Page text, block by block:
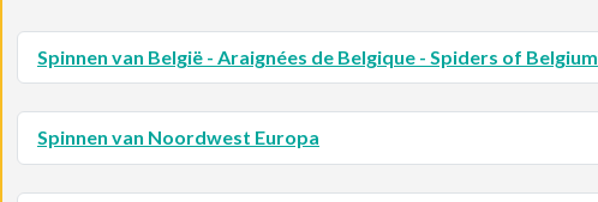
Spinnen van België - Araignées de Belgique - Spiders of Belgium
Spinnen van Noordwest Europa